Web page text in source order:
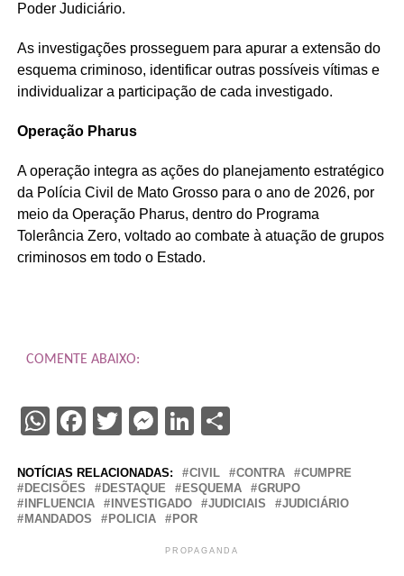
Poder Judiciário.
As investigações prosseguem para apurar a extensão do
esquema criminoso, identificar outras possíveis vítimas e
individualizar a participação de cada investigado.
Operação Pharus
A operação integra as ações do planejamento estratégico
da Polícia Civil de Mato Grosso para o ano de 2026, por
meio da Operação Pharus, dentro do Programa
Tolerância Zero, voltado ao combate à atuação de grupos
criminosos em todo o Estado.
COMENTE ABAIXO:
WhatsApp
Facebook
TwitterMessenger
LinkedIn
NOTÍCIAS RELACIONADAS: CIVIL CONTRA
CUMPRE
DECISÕES
DESTAQUE ESQUEMA
GRUPO
INFLUENCIA
INVESTIGADO JUDICIAIS
JUDICIÁRIO
MANDADOS
POLICIA POR
PROPAGANDA